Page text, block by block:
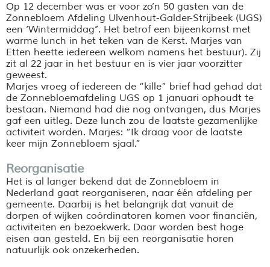
Op 12 december was er voor zo’n 50 gasten van de
Zonnebloem Afdeling Ulvenhout-Galder-Strijbeek (UGS)
een ‘Wintermiddag’’. Het betrof een bijeenkomst met
warme lunch in het teken van de Kerst. Marjes van
Etten heette iedereen welkom namens het bestuur). Zij
zit al 22 jaar in het bestuur en is vier jaar voorzitter
geweest.
Marjes vroeg of iedereen de “kille” brief had gehad dat
de Zonnebloemafdeling UGS op 1 januari ophoudt te
bestaan. Niemand had die nog ontvangen, dus Marjes
gaf een uitleg. Deze lunch zou de laatste gezamenlijke
activiteit worden. Marjes: “Ik draag voor de laatste
keer mijn Zonnebloem sjaal.”
Reorganisatie
Het is al langer bekend dat de Zonnebloem in
Nederland gaat reorganiseren, naar één afdeling per
gemeente. Daarbij is het belangrijk dat vanuit de
dorpen of wijken coördinatoren komen voor financiën,
activiteiten en bezoekwerk. Daar worden best hoge
eisen aan gesteld. En bij een reorganisatie horen
natuurlijk ook onzekerheden.